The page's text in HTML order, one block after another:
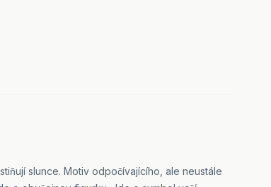
slunce. Motiv odpočívajícího, ale neustále